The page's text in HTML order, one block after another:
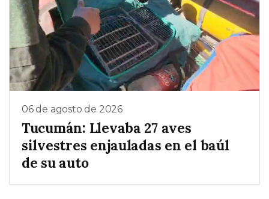
06 de agosto de 2026
Tucumán: Llevaba 27 aves
silvestres enjauladas en el baúl
de su auto